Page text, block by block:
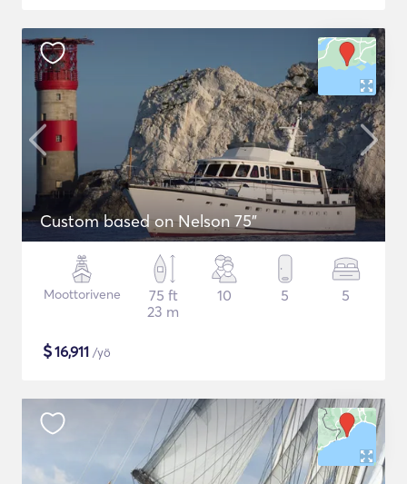
Custom based on Nelson 75"
Moottorivene
75 ft
23 m
10 5 5
$16,911 /yö